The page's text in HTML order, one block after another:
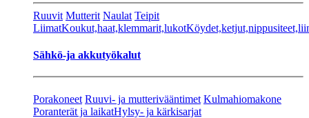
Ruuvit Mutterit Naulat Teipit
LiimatKoukut,haat,klemmarit,lukot
Sähkö-ja akkutyökalut
Porakoneet Ruuvi- ja mutterivääntimet Kulmahiomakone
Poranterät ja laikatHylsy- ja kärkisarjat